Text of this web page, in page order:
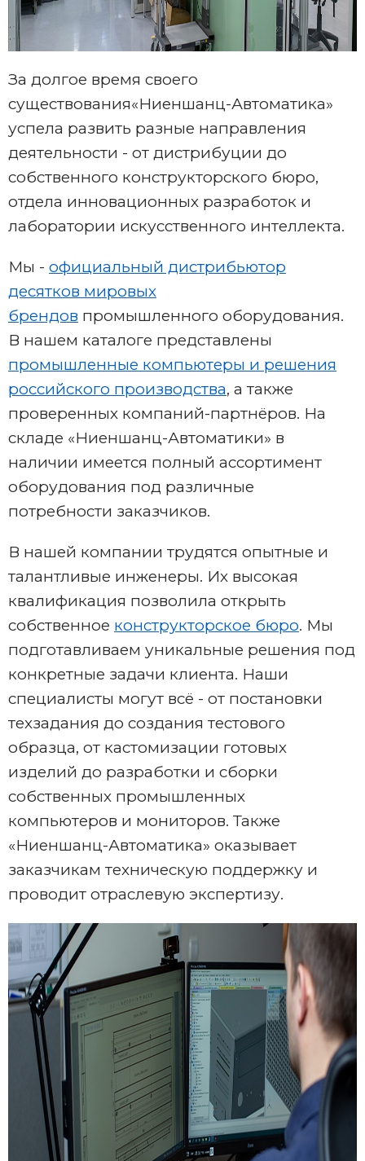
За долгое время своего
существования«Ниеншанц-Автоматика»
успела развить разные направления
деятельности - от дистрибуции до
собственного конструкторского бюро,
отдела инновационных разработок и
лаборатории искусственного интеллекта.
Мы - официальный дистрибьютор
десятков мировых
брендов промышленного оборудования.
В нашем каталоге представлены
промышленные компьютеры и решения
российского производства, а также
проверенных компаний-партнёров. На
складе «Ниеншанц-Автоматики» в
наличии имеется полный ассортимент
оборудования под различные
потребности заказчиков.
В нашей компании трудятся опытные и
талантливые инженеры. Их высокая
квалификация позволила открыть
собственное конструкторское бюро. Мы
подготавливаем уникальные решения под
конкретные задачи клиента. Наши
специалисты могут всё - от постановки
техзадания до создания тестового
образца, от кастомизации готовых
изделий до разработки и сборки
собственных промышленных
компьютеров и мониторов. Также
«Ниеншанц-Автоматика» оказывает
заказчикам техническую поддержку и
проводит отраслевую экспертизу.